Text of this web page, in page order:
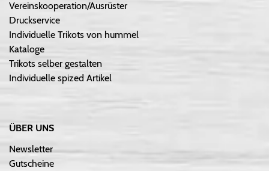
Vereinskooperation/Ausrüster
Druckservice
Individuelle Trikots von hummel
Kataloge
Trikots selber gestalten
Individuelle spized Artikel
ÜBER UNS
Newsletter
Gutscheine